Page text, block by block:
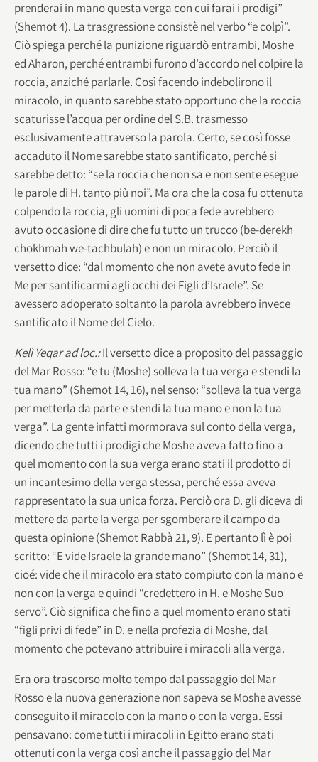
prenderai in mano questa verga con cui farai i prodigi”
(Shemot 4). La trasgressione consistè nel verbo “e colpì”.
Ciò spiega perché la punizione riguardò entrambi, Moshe
ed Aharon, perché entrambi furono d’accordo nel colpire la
roccia, anziché parlarle. Così facendo indebolirono il
miracolo, in quanto sarebbe stato opportuno che la roccia
scaturisse l’acqua per ordine del S.B. trasmesso
esclusivamente attraverso la parola. Certo, se così fosse
accaduto il Nome sarebbe stato santificato, perché si
sarebbe detto: “se la roccia che non sa e non sente esegue
le parole di H. tanto più noi”. Ma ora che la cosa fu ottenuta
colpendo la roccia, gli uomini di poca fede avrebbero
avuto occasione di dire che fu tutto un trucco (be-derekh
chokhmah we-tachbulah) e non un miracolo. Perciò il
versetto dice: “dal momento che non avete avuto fede in
Me per santificarmi agli occhi dei Figli d’Israele”. Se
avessero adoperato soltanto la parola avrebbero invece
santificato il Nome del Cielo.
Kelì Yeqar ad loc.:Il versetto dice a proposito del passaggio
del Mar Rosso: “e tu (Moshe) solleva la tua verga e stendi la
tua mano” (Shemot 14, 16), nel senso: “solleva la tua verga
per metterla da parte e stendi la tua mano e non la tua
verga”. La gente infatti mormorava sul conto della verga,
dicendo che tutti i prodigi che Moshe aveva fatto fino a
quel momento con la sua verga erano stati il prodotto di
un incantesimo della verga stessa, perché essa aveva
rappresentato la sua unica forza. Perciò ora D. gli diceva di
mettere da parte la verga per sgomberare il campo da
questa opinione (Shemot Rabbà 21, 9). E pertanto lì è poi
scritto: “E vide Israele la grande mano” (Shemot 14, 31),
cioé: vide che il miracolo era stato compiuto con la mano e
non con la verga e quindi “credettero in H. e Moshe Suo
servo”. Ciò significa che fino a quel momento erano stati
“figli privi di fede” in D. e nella profezia di Moshe, dal
momento che potevano attribuire i miracoli alla verga.
Era ora trascorso molto tempo dal passaggio del Mar
Rosso e la nuova generazione non sapeva se Moshe avesse
conseguito il miracolo con la mano o con la verga. Essi
pensavano: come tutti i miracoli in Egitto erano stati
ottenuti con la verga così anche il passaggio del Mar